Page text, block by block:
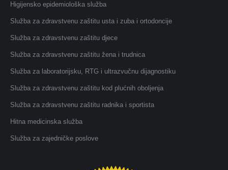
Higijensko epidemiološka služba
Služba za zdravstvenu zaštitu usta i zuba i ortodoncije
Služba za zdravstvenu zaštitu djece
Služba za zdravstvenu zaštitu žena i trudnica
Služba za laboratorijsku, RTG i ultrazvučnu dijagnostiku
Služba za zdravstvenu zaštitu kod plućnih oboljenja
Služba za zdravstvenu zaštitu radnika i sportista
Hitna medicinska služba
Služba za zajedničke poslove